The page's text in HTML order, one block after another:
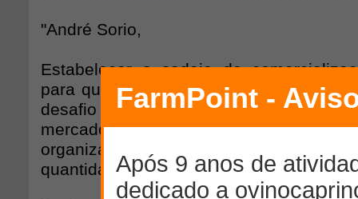
"André Sorio,
Estabelecer a cadeia de
para qualquer atividade produtiva, e no
desafio é pelo menos ainda maior. Não
mercados de consumo da carne, é
organizar um pouco mais a cadeia
quantidade e regularidade.